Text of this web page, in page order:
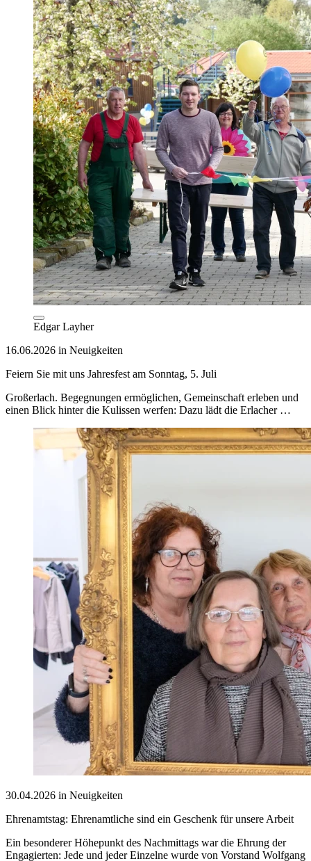
Edgar Layher
16.06.2026 in Neuigkeiten
Feiern Sie mit uns Jahresfest am Sonntag, 5. Juli
Großerlach. Begegnungen ermöglichen, Gemeinschaft erleben und
einen Blick hinter die Kulissen werfen: Dazu lädt die Erlacher …
30.04.2026 in Neuigkeiten
Ehrenamtstag: Ehrenamtliche sind ein Geschenk für unsere Arbeit
Ein besonderer Höhepunkt des Nachmittags war die Ehrung der
Engagierten: Jede und jeder Einzelne wurde von Vorstand Wolfgang